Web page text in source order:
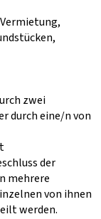
zwei
durch eine/n von
der
mehrere
von ihnen
werden.